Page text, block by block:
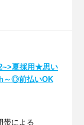
夏採用★思い
～◎前払いOK
帯による